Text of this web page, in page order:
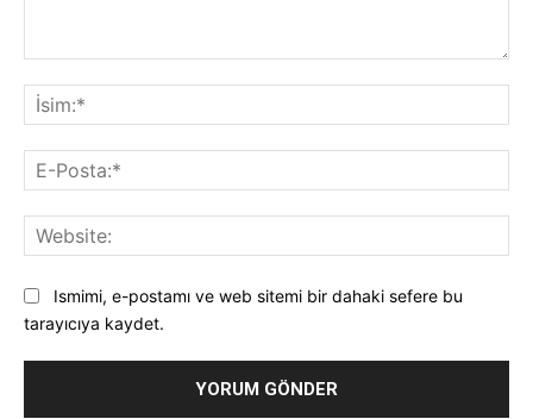
Ismimi, e-postamı ve web sitemi bir dahaki sefere bu
tarayıcıya kaydet.